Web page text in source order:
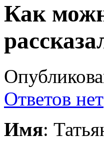
Как
Ответов нет
Имя: